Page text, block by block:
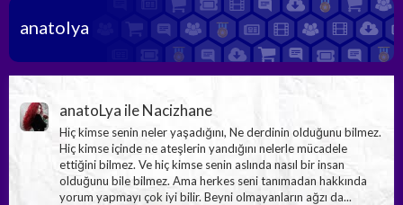
anatolya
anatoLya ile Nacizhane
Hiç kimse senin neler yaşadığını, Ne derdinin olduğunu bilmez.
Hiç kimse içinde ne ateşlerin yandığını nelerle mücadele
ettiğini bilmez. Ve hiç kimse senin aslında nasıl bir insan
olduğunu bile bilmez. Ama herkes seni tanımadan hakkında
yorum yapmayı çok iyi bilir. Beyni olmayanların ağzı da...